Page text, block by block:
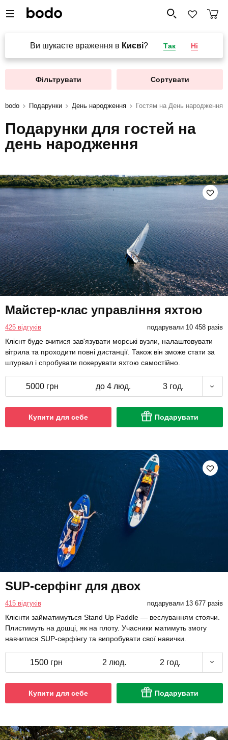
Ви шукаєте враження в Києві? Так Ні
Фільтрувати Сортувати
bodo Подарунки День народження Гостям на День народження
Подарунки для гостей на
день народження
Майстер-клас управління яхтою
425 відгуків подарували 10 458 разів
Клієнт буде вчитися зав'язувати морські вузли, налаштовувати
вітрила та проходити повні дистанції. Також він зможе стати за
штурвал і спробувати покерувати яхтою самостійно.
5000 грн до 4 люд. 3 год.
Купити для себе Подарувати
SUP-серфінг для двох
415 відгуків подарували 13 677 разів
Клієнти займатимуться Stand Up Paddle — веслуванням стоячи.
Плистимуть на дошці, як на плоту. Учасники матимуть змогу
навчитися SUP-серфінгу та випробувати свої навички.
1500 грн 2 люд. 2 год.
Купити для себе Подарувати